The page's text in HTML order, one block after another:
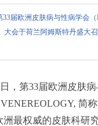
33届欧洲皮肤病与性病学会
大会于荷兰阿姆斯特丹盛大
日，第33届欧洲皮肤
简
最权威的皮肤科研